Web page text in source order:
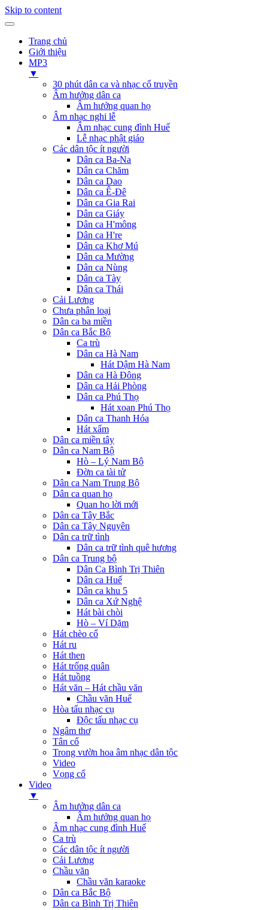
Skip to content
Trang chủ
Giới thiệu
MP3
▼
30 phút dân ca và nhạc cổ truyền
Âm hưởng dân ca
Âm hưởng quan họ
Âm nhạc nghi lễ
Âm nhạc cung đình Huế
Lễ nhạc phật giáo
Các dân tộc ít người
Dân ca Ba-Na
Dân ca Chăm
Dân ca Dao
Dân ca Ê-Đê
Dân ca Gia Rai
Dân ca Giáy
Dân ca H'mông
Dân ca H're
Dân ca Khơ Mú
Dân ca Mường
Dân ca Nùng
Dân ca Tày
Dân ca Thái
Cải Lương
Chưa phân loại
Dân ca ba miền
Dân ca Bắc Bộ
Ca trù
Dân ca Hà Nam
Hát Dậm Hà Nam
Dân ca Hà Đông
Dân ca Hải Phòng
Dân ca Phú Thọ
Hát xoan Phú Thọ
Dân ca Thanh Hóa
Hát xẩm
Dân ca miền tây
Dân ca Nam Bộ
Hò – Lý Nam Bộ
Đờn ca tài tử
Dân ca Nam Trung Bộ
Dân ca quan họ
Quan họ lời mới
Dân ca Tây Bắc
Dân ca Tây Nguyên
Dân ca trữ tình
Dân ca trữ tình quê hương
Dân ca Trung bộ
Dân Ca Bình Trị Thiên
Dân ca Huế
Dân ca khu 5
Dân ca Xứ Nghệ
Hát bài chòi
Hò – Ví Dặm
Hát chèo cổ
Hát ru
Hát then
Hát trống quân
Hát tuồng
Hát văn – Hát chầu văn
Chầu văn Huế
Hòa tấu nhạc cụ
Độc tấu nhạc cụ
Ngâm thơ
Tân cổ
Trong vườn hoa âm nhạc dân tộc
Video
Vọng cổ
Video
▼
Âm hưởng dân ca
Âm hưởng quan họ
Âm nhạc cung đình Huế
Ca trù
Các dân tộc ít người
Cải Lương
Chầu văn
Chầu văn karaoke
Dân ca Bắc Bộ
Dân ca Bình Trị Thiên